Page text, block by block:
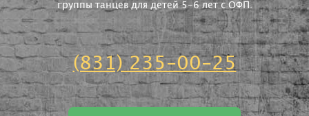
группы танцев для детей 5-6 лет с ОФП.
(831) 235-00-25